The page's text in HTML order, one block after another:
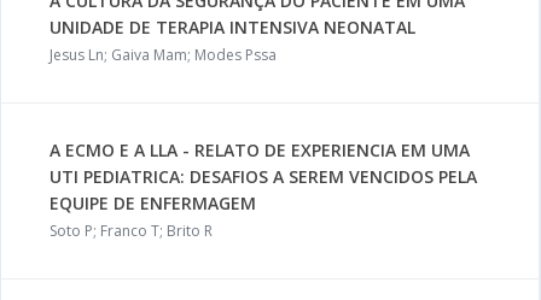
UNIDADE DE TERAPIA INTENSIVA NEONATAL
Jesus Ln; Gaiva Mam; Modes Pssa
A ECMO E A LLA - RELATO DE EXPERIENCIA EM UMA
UTI PEDIATRICA: DESAFIOS A SEREM VENCIDOS PELA
EQUIPE DE ENFERMAGEM
Soto P; Franco T; Brito R